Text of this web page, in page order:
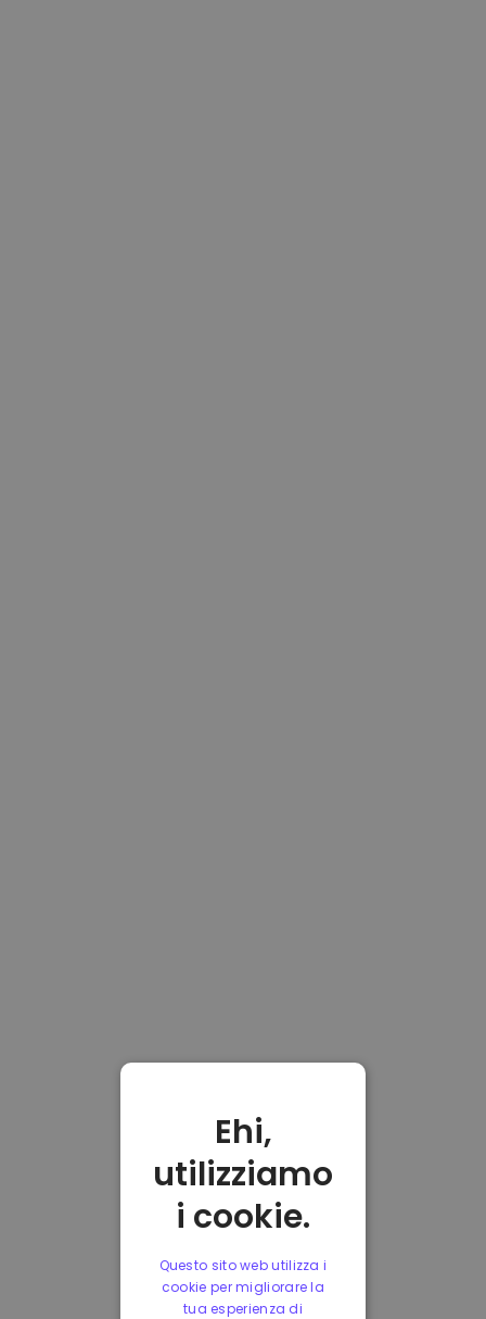
Ehi,
utilizziamo
i cookie.
Questo sito web utilizza i
cookie per migliorare la
tua esperienza di